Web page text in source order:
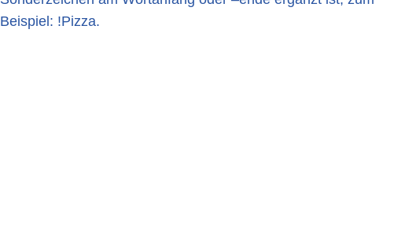
Beispiel: !Pizza.